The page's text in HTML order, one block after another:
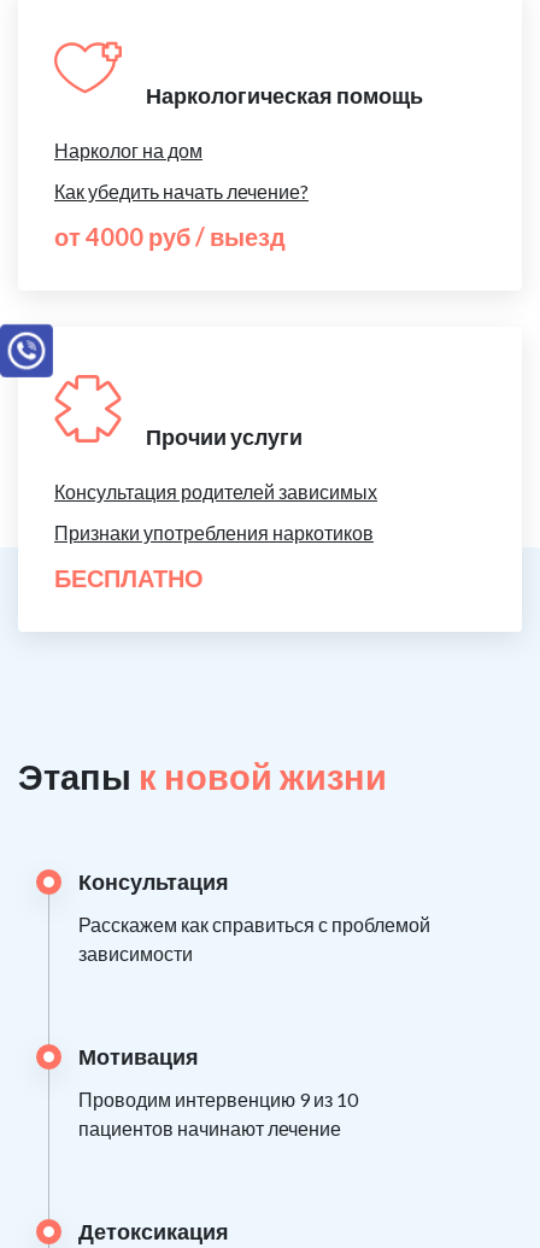
Наркологическая помощь
Нарколог на дом
Как убедить начать лечение?
от 4000 руб / выезд
Прочии услуги
Консультация родителей зависимых
Признаки употребления наркотиков
БЕСПЛАТНО
Этапы к новой жизни
Консультация
Расскажем как справиться с проблемой
зависимости
Мотивация
Проводим интервенцию 9 из 10
пациентов начинают лечение
Детоксикация